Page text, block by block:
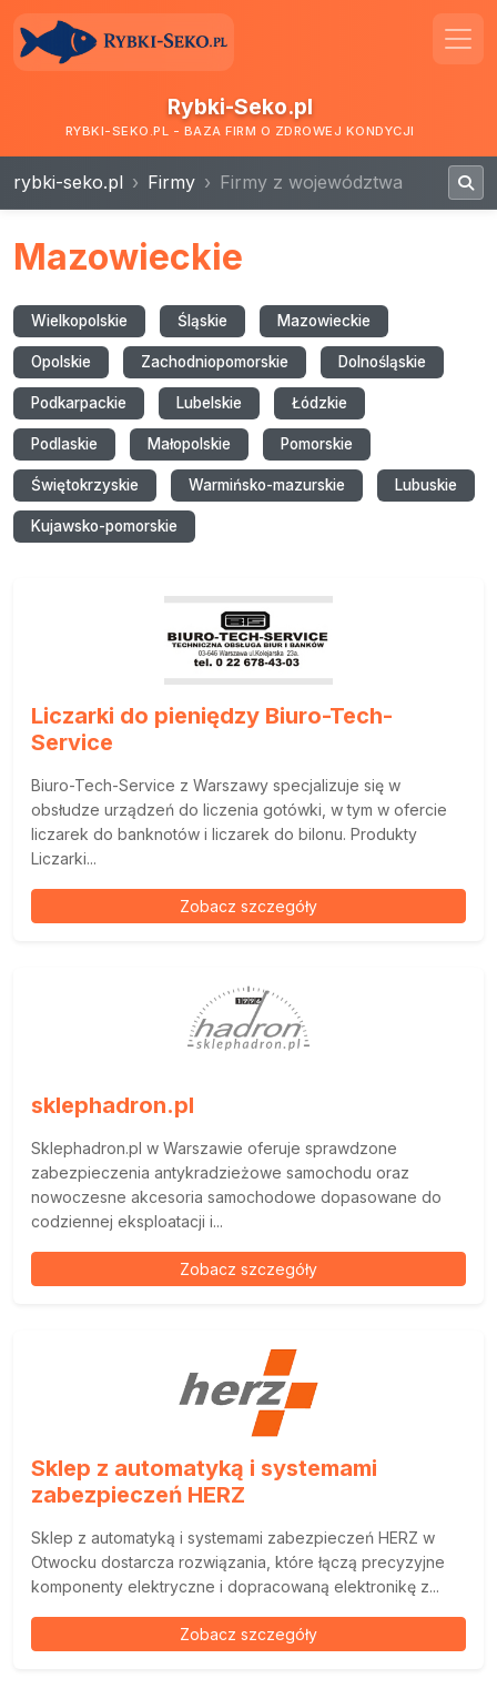
Rybki-Seko.pl
RYBKI-SEKO.PL - BAZA FIRM O ZDROWEJ KONDYCJI
rybki-seko.pl Firmy Firmy z województwa
Mazowieckie
Wielkopolskie Śląskie Mazowieckie
Opolskie Zachodniopomorskie Dolnośląskie
Podkarpackie Lubelskie Łódzkie
Podlaskie Małopolskie Pomorskie
Świętokrzyskie Warmińsko-mazurskie Lubuskie
Kujawsko-pomorskie
Liczarki do pieniędzy Biuro-Tech-
Service
Biuro-Tech-Service z Warszawy specjalizuje się w
obsłudze urządzeń do liczenia gotówki, w tym w ofercie
liczarek do banknotów i liczarek do bilonu. Produkty
Liczarki...
Zobacz szczegóły
sklephadron.pl
Sklephadron.pl w Warszawie oferuje sprawdzone
zabezpieczenia antykradzieżowe samochodu oraz
nowoczesne akcesoria samochodowe dopasowane do
codziennej eksploatacji i...
Zobacz szczegóły
Sklep z automatyką i systemami
zabezpieczeń HERZ
Sklep z automatyką i systemami zabezpieczeń HERZ w
Otwocku dostarcza rozwiązania, które łączą precyzyjne
komponenty elektryczne i dopracowaną elektronikę z...
Zobacz szczegóły